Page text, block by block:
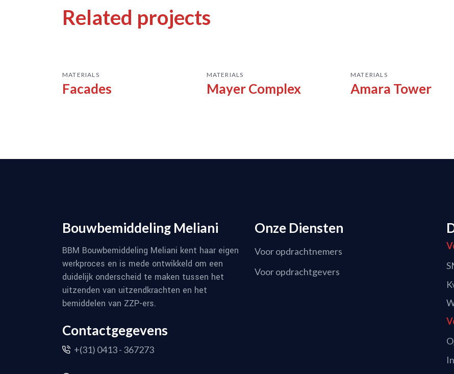
Related projects
MATERIALS
Facades
MATERIALS
Mayer Complex
MATERIALS
Amara Tower
Bouwbemiddeling Meliani
BBM Bouwbemiddeling Meliani kent haar eigen
werkproces en is mede ontwikkeld om een
duidelijk onderscheid te maken tussen het
uitzenden van uitzendkrachten en het
bemiddelen van ZZP-ers.
Contactgegevens
+(31) 0413 - 367273
Onze Diensten
Voor opdrachtnemers
Voor opdrachtgevers